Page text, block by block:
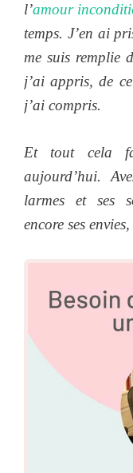
l’amour
temps. J’en ai
me suis remplie
j’ai appris, de
j’ai compris.
Et tout cela
aujourd’hui.
larmes et ses
encore ses